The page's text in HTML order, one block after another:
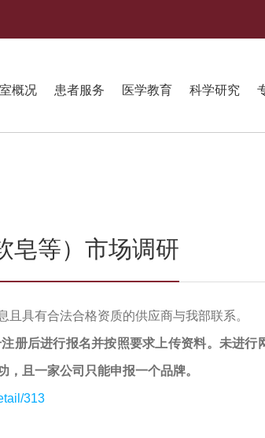
概况 患者服务 医学教育 科学研究
皂等）市场调研
具有合法合格资质的供应商与我部联系。
册后进行报名并按照要求上传资料。未进行
且一家公司只能申报一个品牌。
313